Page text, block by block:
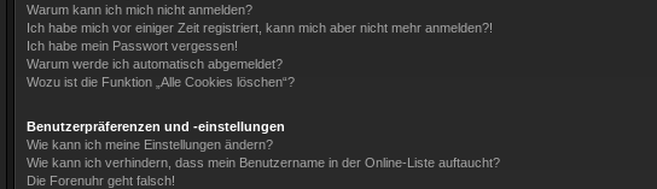
Warum kann ich mich nicht anmelden?
Ich habe mich vor einiger Zeit registriert, kann mich aber nicht mehr anmelden?!
Ich habe mein Passwort vergessen!
Warum werde ich automatisch abgemeldet?
Wozu ist die Funktion „Alle Cookies löschen“?
Benutzerpräferenzen und -einstellungen
Wie kann ich meine Einstellungen ändern?
Wie kann ich verhindern, dass mein Benutzername in der Online-Liste auftaucht?
Die Forenuhr geht falsch!